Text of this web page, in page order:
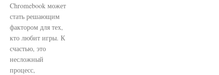
Chromebook может
стать решающим
фактором для тех,
кто любит игры. К
счастью, это
несложный
процесс,